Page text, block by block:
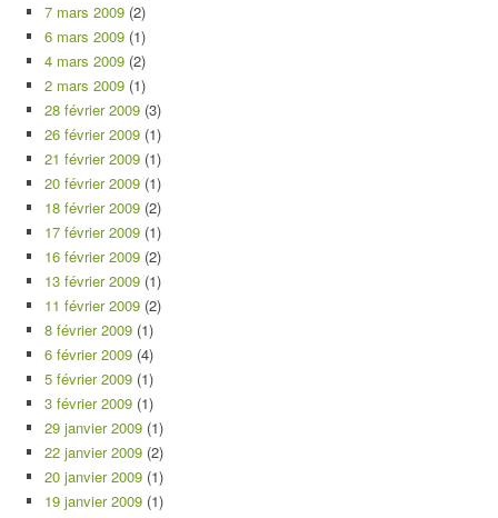
7 mars 2009 (2)
6 mars 2009 (1)
4 mars 2009 (2)
2 mars 2009 (1)
28 février 2009 (3)
26 février 2009 (1)
21 février 2009 (1)
20 février 2009 (1)
18 février 2009 (2)
17 février 2009 (1)
16 février 2009 (2)
13 février 2009 (1)
11 février 2009 (2)
8 février 2009 (1)
6 février 2009 (4)
5 février 2009 (1)
3 février 2009 (1)
29 janvier 2009 (1)
22 janvier 2009 (2)
20 janvier 2009 (1)
19 janvier 2009 (1)